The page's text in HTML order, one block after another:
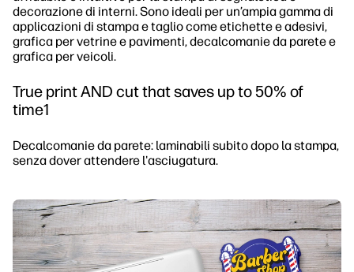
decorazione di interni. Sono ideali per un’ampia gamma di
applicazioni di stampa e taglio come etichette e adesivi,
grafica per vetrine e pavimenti, decalcomanie da parete e
grafica per veicoli.
True print AND cut that saves up to 50% of
time1
Decalcomanie da parete: laminabili subito dopo la stampa,
senza dover attendere l'asciugatura.